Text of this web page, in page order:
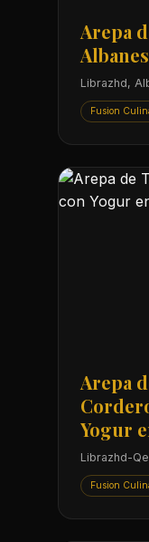
Arepa
Librazhd,
Fusion
Arepa
Yogur
Librazhd-
Fusion